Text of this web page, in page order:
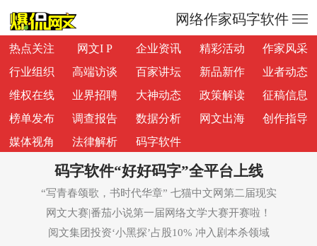
网络作家码字软件 —
—
—
热点关注 网文I P 企业资讯 精彩活动
作家风采
行业组织
高端访谈 百家讲坛 新品新作
业者动态
维权在线
业界招聘 大神动态 政策解读
征稿信息
榜单发布
调查报告 数据分析 网文出海
创作指导
媒体视角
法律解析 码字软件
码字软件“好好码字”全平台上线
“写青春颂歌，书时代华章” 七猫中文网第二届现实
网文大赛|番茄小说第一届网络文学大赛开赛啦！
阅文集团投资‘小黑探’占股10% 冲入剧本杀领域